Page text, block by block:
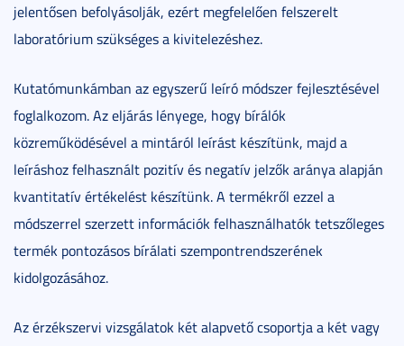
jelentősen befolyásolják, ezért megfelelően felszerelt
laboratórium szükséges a kivitelezéshez.
Kutatómunkámban az egyszerű leíró módszer fejlesztésével
foglalkozom. Az eljárás lényege, hogy bírálók
közreműködésével a mintáról leírást készítünk, majd a
leíráshoz felhasznált pozitív és negatív jelzők aránya alapján
kvantitatív értékelést készítünk. A termékről ezzel a
módszerrel szerzett információk felhasználhatók tetszőleges
termék pontozásos bírálati szempontrendszerének
kidolgozásához.
Az érzékszervi vizsgálatok két alapvető csoportja a két vagy